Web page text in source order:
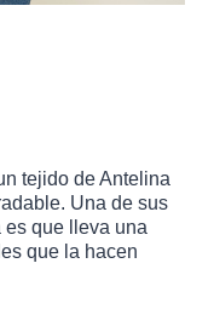
tejido de Antelina
Una de sus
que lleva una
que la hacen